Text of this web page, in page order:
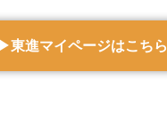
▶︎東進マイページはこちら